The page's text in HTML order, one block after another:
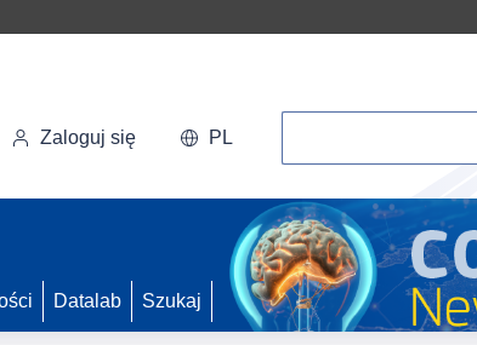
Zaloguj się PL
Datalab Szukaj